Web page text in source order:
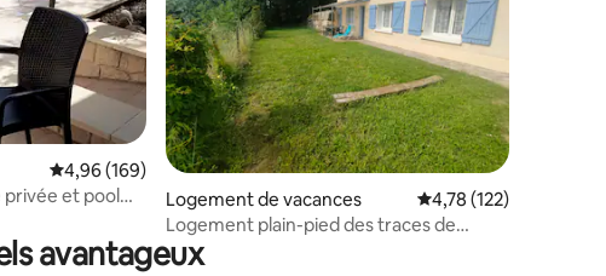
commentaires : 4,86 sur 5
Évaluation moyenne sur la base de 169 commentaires : 4,96 sur 5
4,96 (169)
privée et pool
Logement de vacances Évaluation moyenne
4,78 (122)
Logement plain-pied des traces de
dinosaures
avantageux